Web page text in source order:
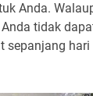
Anda.
tidak
sepanjang